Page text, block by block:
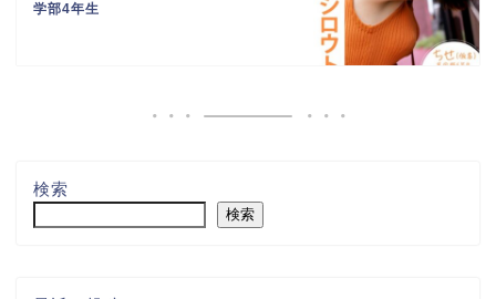
学部4年生
検索
検索